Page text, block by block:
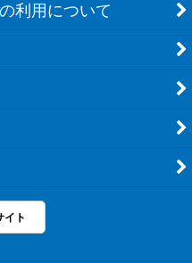
利用について
イト